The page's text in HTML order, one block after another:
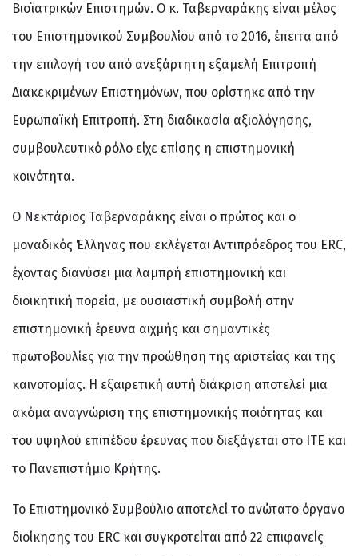
Βιοϊατρικών Επιστημών. Ο κ. Ταβερναράκης είναι μέλος
του Επιστημονικού Συμβουλίου από το 2016, έπειτα από
την επιλογή του από ανεξάρτητη εξαμελή Επιτροπή
Διακεκριμένων Επιστημόνων, που ορίστηκε από την
Ευρωπαϊκή Επιτροπή. Στη διαδικασία αξιολόγησης,
συμβουλευτικό ρόλο είχε επίσης η επιστημονική
κοινότητα.
Ο Νεκτάριος Ταβερναράκης είναι ο πρώτος και ο
μοναδικός Έλληνας που εκλέγεται Αντιπρόεδρος του ERC,
έχοντας διανύσει μια λαμπρή επιστημονική και
διοικητική πορεία, με ουσιαστική συμβολή στην
επιστημονική έρευνα αιχμής και σημαντικές
πρωτοβουλίες για την προώθηση της αριστείας και της
καινοτομίας. Η εξαιρετική αυτή διάκριση αποτελεί μια
ακόμα αναγνώριση της επιστημονικής ποιότητας και
του υψηλού επιπέδου έρευνας που διεξάγεται στο ΙΤΕ και
το Πανεπιστήμιο Κρήτης.
Το Επιστημονικό Συμβούλιο αποτελεί το ανώτατο όργανο
διοίκησης του ERC και συγκροτείται από 22 επιφανείς